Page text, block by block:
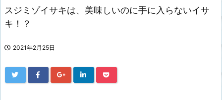
スジミゾイサキは、美味しいのに手に入らないイサ
キ！？
2021年2月25日